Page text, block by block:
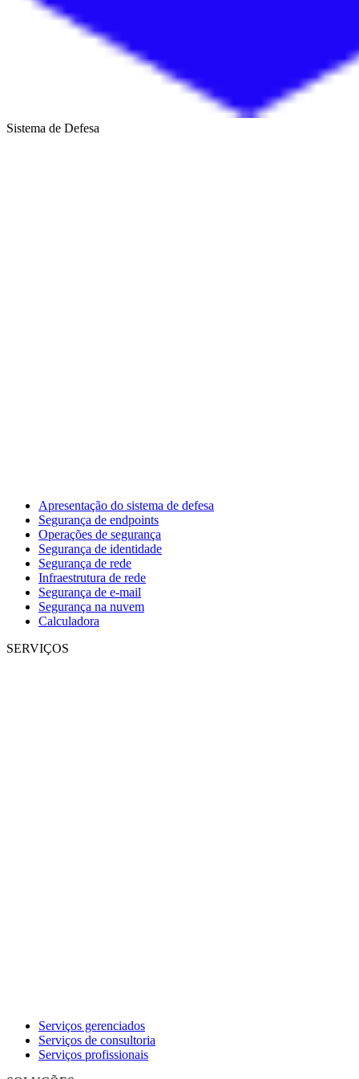
Sistema de Defesa
Apresentação do sistema de defesa
Segurança de endpoints
Operações de segurança
Segurança de identidade
Segurança de rede
Infraestrutura de rede
Segurança de e-mail
Segurança na nuvem
Calculadora
SERVIÇOS
Serviços gerenciados
Serviços de consultoria
Serviços profissionais